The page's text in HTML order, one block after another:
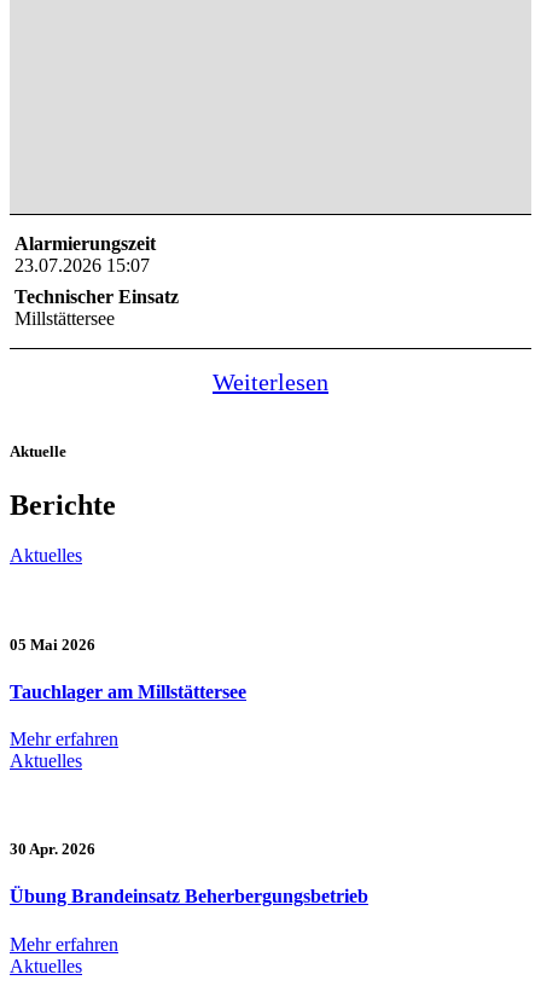
Alarmierungszeit
23.07.2026 15:07
Technischer Einsatz
Millstättersee
Weiterlesen
Aktuelle
Berichte
Aktuelles
05 Mai 2026
Tauchlager am Millstättersee
Mehr erfahren
Aktuelles
30 Apr. 2026
Übung Brandeinsatz Beherbergungsbetrieb
Mehr erfahren
Aktuelles